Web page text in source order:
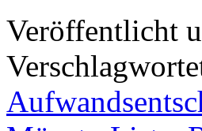
Veröffentlicht